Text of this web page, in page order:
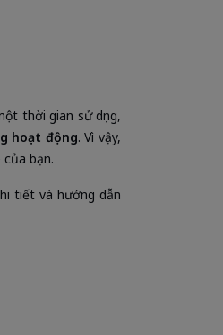
thời gian sử dụng,
hoạt động. Vì vậy,
bạn.
tiết và hướng dẫn